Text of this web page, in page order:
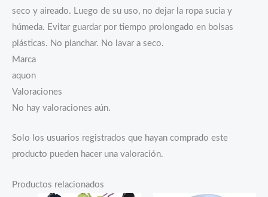
seco y aireado. Luego de su uso, no dejar la ropa sucia y
húmeda. Evitar guardar por tiempo prolongado en bolsas
plásticas. No planchar. No lavar a seco.
Marca
aquon
Valoraciones
No hay valoraciones aún.
Solo los usuarios registrados que hayan comprado este
producto pueden hacer una valoración.
Productos relacionados